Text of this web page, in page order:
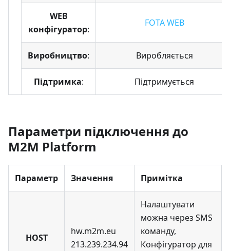
WEB
конфігуратор:
FOTA WEB
Виробництво: Виробляється
Підтримка: Підтримується
Параметри підключення до
M2M Platform
Параметр Значення Примітка
HOST
hw.m2m.eu
213.239.234.94
Налаштувати
можна через SMS
команду,
Конфігуратор для